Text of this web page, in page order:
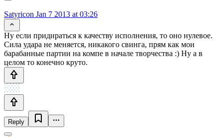
Satyricon Jan 7 2013 at 03:26
Ну если придираться к качеству исполнения, то оно нулевое.
Сила удара не меняется, никакого свинга, прям как мои
барабанные партии на компе в начале творчества :) Ну а в
целом то конечно круто.
Reply